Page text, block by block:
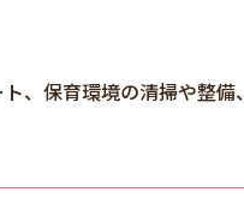
、保育環境の清掃や整備、